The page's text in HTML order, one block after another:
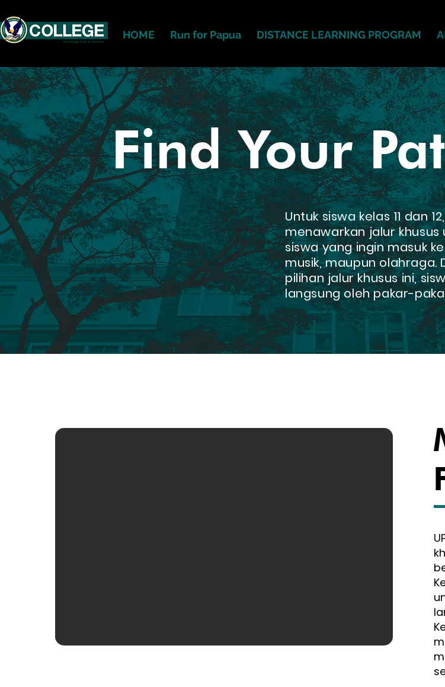
HOME Run for Papua DISTANCE LEARNING PROGRAM
Find Your
Untuk siswa kelas 11 dan
menawarkan jalur
siswa yang ingin masuk
musik, maupun olahraga.
pilihan jalur khusus ini,
langsung oleh pakar-